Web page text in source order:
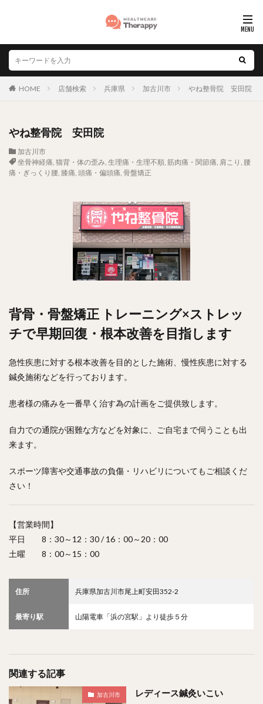
HOME 店舗検索 兵庫県 加古川市 やね整骨院 安田院
やね整骨院 安田院
加古川市
坐骨神経痛, 猫背・体の歪み, 生理痛・生理不順, 筋肉痛・関節痛, 肩こり , 腰
痛・ぎっくり腰, 膝痛, 頭痛・偏頭痛, 骨盤矯正
背骨・骨盤矯正 トレーニング×ストレッ
チで早期回復・根本改善を目指します
急性疾患に対する根本改善を目的とした施術、慢性疾患に対する
鍼灸施術などを行っております。
患者様の痛みを一番早く治す為の計画をご提供致します。
自力での通院が困難な方などを対象に、ご自宅まで伺うことも出
来ます。
スポーツ障害や交通事故の負傷・リハビリについてもご相談くだ
さい！
【営業時間】
平日 8：30～12：30 / 16：00～20：00
土曜 8：00～15：00
住所 兵庫県加古川市尾上町安田352-2
最寄り駅 山陽電車「浜の宮駅」より徒歩５分
関連する記事
加古川市 レディース鍼灸いこい